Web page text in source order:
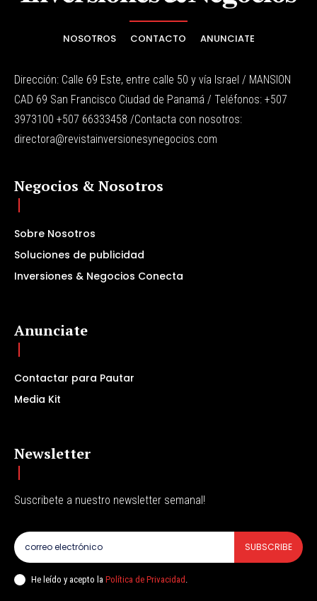
NOSOTROS CONTACTO ANUNCIATE
Dirección: Calle 69 Este, entre calle 50 y vía Israel / MANSION
CAD 69 San Francisco Ciudad de Panamá / Teléfonos: +507
3973100 +507 66333458 /Contacta con nosotros:
directora@revistainversionesynegocios.com
Negocios & Nosotros
Sobre Nosotros
Soluciones de publicidad
Inversiones & Negocios Conecta
Anunciate
Contactar para Pautar
Media Kit
Newsletter
Suscribete a nuestro newsletter semanal!
SUBSCRIBE
He leído y acepto la Política de Privacidad